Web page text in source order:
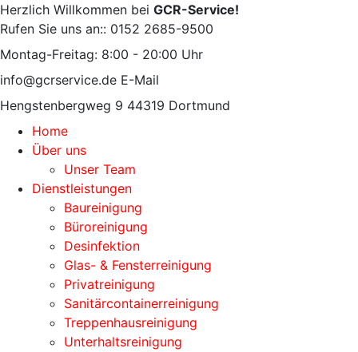
Herzlich Willkommen bei GCR-Service!
Rufen Sie uns an:: 0152 2685-9500
Montag-Freitag: 8:00 - 20:00 Uhr
info@gcrservice.de E-Mail
Hengstenbergweg 9 44319 Dortmund
Home
Über uns
Unser Team
Dienstleistungen
Baureinigung
Büroreinigung
Desinfektion
Glas- & Fensterreinigung
Privatreinigung
Sanitärcontainerreinigung
Treppenhausreinigung
Unterhaltsreinigung